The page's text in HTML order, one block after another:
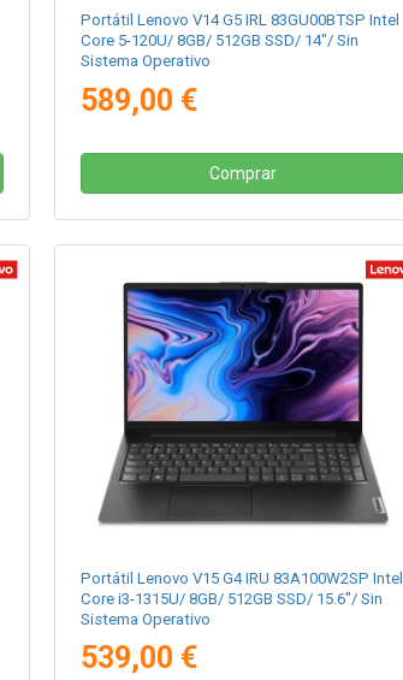
Portátil Lenovo V14 G5 IRL 83GU00BTSP Intel
Core 5-120U/ 8GB/ 512GB SSD/ 14"/ Sin
Sistema Operativo
589,00 €
Comprar
Portátil Lenovo V15 G4 IRU 83A100W2SP Intel
Core i3-1315U/ 8GB/ 512GB SSD/ 15.6"/ Sin
Sistema Operativo
539,00 €